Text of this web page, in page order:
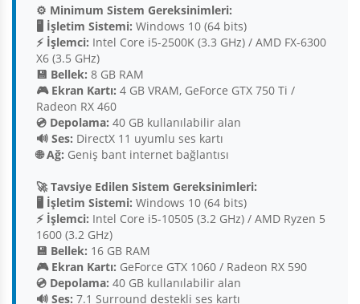
⚙️ Minimum Sistem Gereksinimleri:
🖥️ İşletim Sistemi: Windows 10 (64 bits)
⚡ İşlemci: Intel Core i5-2500K (3.3 GHz) / AMD FX-6300
X6 (3.5 GHz)
💾 Bellek: 8 GB RAM
🎮 Ekran Kartı: 4 GB VRAM, GeForce GTX 750 Ti /
Radeon RX 460
💿 Depolama: 40 GB kullanılabilir alan
🔊 Ses: DirectX 11 uyumlu ses kartı
🌐 Ağ: Geniş bant internet bağlantısı
🚀 Tavsiye Edilen Sistem Gereksinimleri:
🖥️ İşletim Sistemi: Windows 10 (64 bits)
⚡ İşlemci: Intel Core i5-10505 (3.2 GHz) / AMD Ryzen 5
1600 (3.2 GHz)
💾 Bellek: 16 GB RAM
🎮 Ekran Kartı: GeForce GTX 1060 / Radeon RX 590
💿 Depolama: 40 GB kullanılabilir alan
🔊 Ses: 7.1 Surround destekli ses kartı